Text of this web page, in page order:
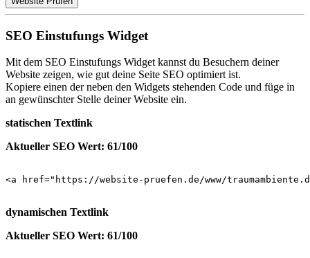
SEO Einstufungs Widget
Mit dem SEO Einstufungs Widget kannst du Besuchern deiner
Website zeigen, wie gut deine Seite SEO optimiert ist.
Kopiere einen der neben den Widgets stehenden Code und füge in
an gewünschter Stelle deiner Website ein.
statischen Textlink
Aktueller SEO Wert: 61/100
<a href="https://website-pruefen.de/www/
dynamischen Textlink
Aktueller SEO Wert: 61/100